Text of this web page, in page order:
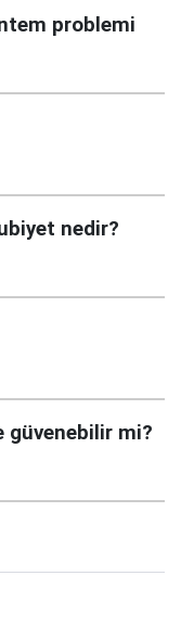
problemi
nedir?
güvenebilir mi?